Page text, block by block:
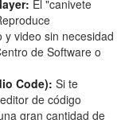
El "canivete
video sin necesidad
de Software o
Code): Si te
de código
gran cantidad de